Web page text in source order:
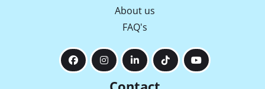
About us
FAQ's